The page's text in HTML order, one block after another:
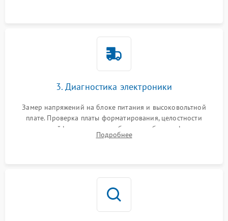
3. Диагностика электроники
Замер напряжений на блоке питания и высоковольтной
плате. Проверка платы форматирования, целостности
плоских шлейфов сканера и работоспособности флажков и
оптопар (датчиков прохождения бумаги).
Подробнее